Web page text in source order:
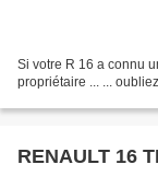
Si votre R 16 a connu
propriétaire ... ...
RENAULT 16